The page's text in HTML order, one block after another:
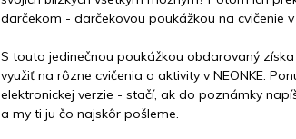
darčekom - darčekovou poukážkou na cvičenie v
S touto jedinečnou poukážkou obdarovaný
využiť na rôzne cvičenia a aktivity v NEONKE.
elektronickej verzie - stačí, ak do poznámky
a my ti ju čo najskôr pošleme.